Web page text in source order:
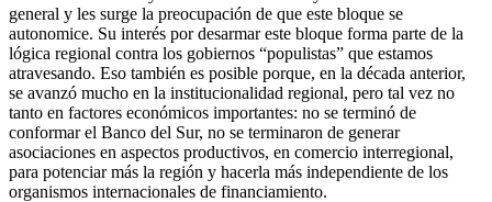
general y les surge la preocupación de que este bloque se
autonomice. Su interés por desarmar este bloque forma parte de la
lógica regional contra los gobiernos “populistas” que estamos
atravesando. Eso también es posible porque, en la década anterior,
se avanzó mucho en la institucionalidad regional, pero tal vez no
tanto en factores económicos importantes: no se terminó de
conformar el Banco del Sur, no se terminaron de generar
asociaciones en aspectos productivos, en comercio interregional,
para potenciar más la región y hacerla más independiente de los
organismos internacionales de financiamiento.